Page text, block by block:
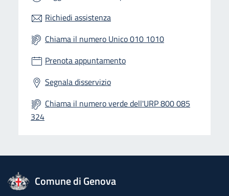
Richiedi assistenza
Chiama il numero Unico 010 1010
Prenota appuntamento
Segnala disservizio
Chiama il numero verde dell'URP 800 085
324
logo Unione Europea
Comune di Genova